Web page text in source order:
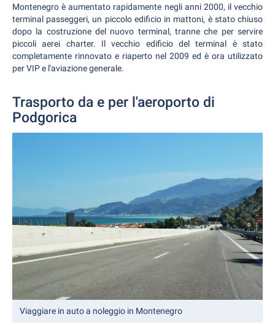
Montenegro è aumentato rapidamente negli anni 2000, il vecchio
terminal passeggeri, un piccolo edificio in mattoni, è stato chiuso
dopo la costruzione del nuovo terminal, tranne che per servire
piccoli aerei charter. Il vecchio edificio del terminal è stato
completamente rinnovato e riaperto nel 2009 ed è ora utilizzato
per VIP e l'aviazione generale.
Trasporto da e per l'aeroporto di
Podgorica
Viaggiare in auto a noleggio in Montenegro